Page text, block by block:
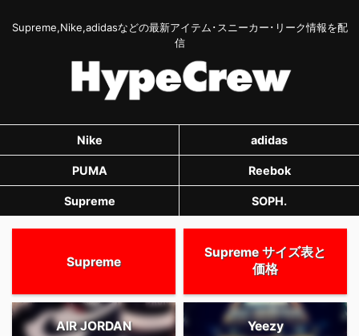
Supreme,Nike,adidasなどの最新アイテム･スニーカー･リーク情報を配
信
Nike adidas
PUMA Reebok
Supreme SOPH.
Supreme
Supreme サイズ表と
価格
AIR JORDAN Yeezy